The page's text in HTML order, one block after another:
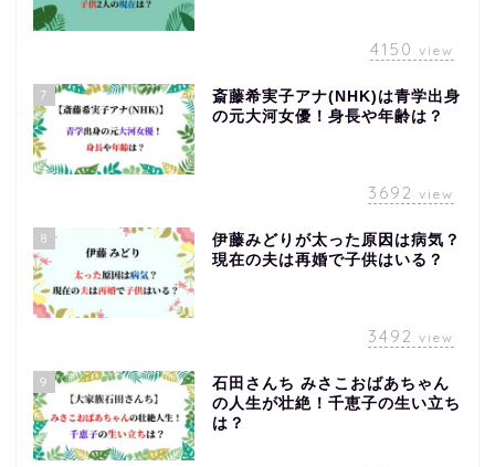
4150 view
7
斎藤希実子アナ(NHK)は青学出身
の元大河女優！身長や年齢は？
3692 view
8
伊藤みどりが太った原因は病気？
現在の夫は再婚で子供はいる？
3492 view
9
石田さんち みさこおばあちゃん
の人生が壮絶！千恵子の生い立ち
は？